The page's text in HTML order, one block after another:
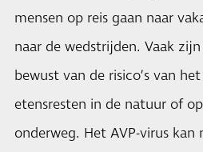
mensen op reis gaan naar
naar de wedstrijden. Vaak
bewust van de risico’s van
etensresten in de natuur of
onderweg. Het AVP-virus kan